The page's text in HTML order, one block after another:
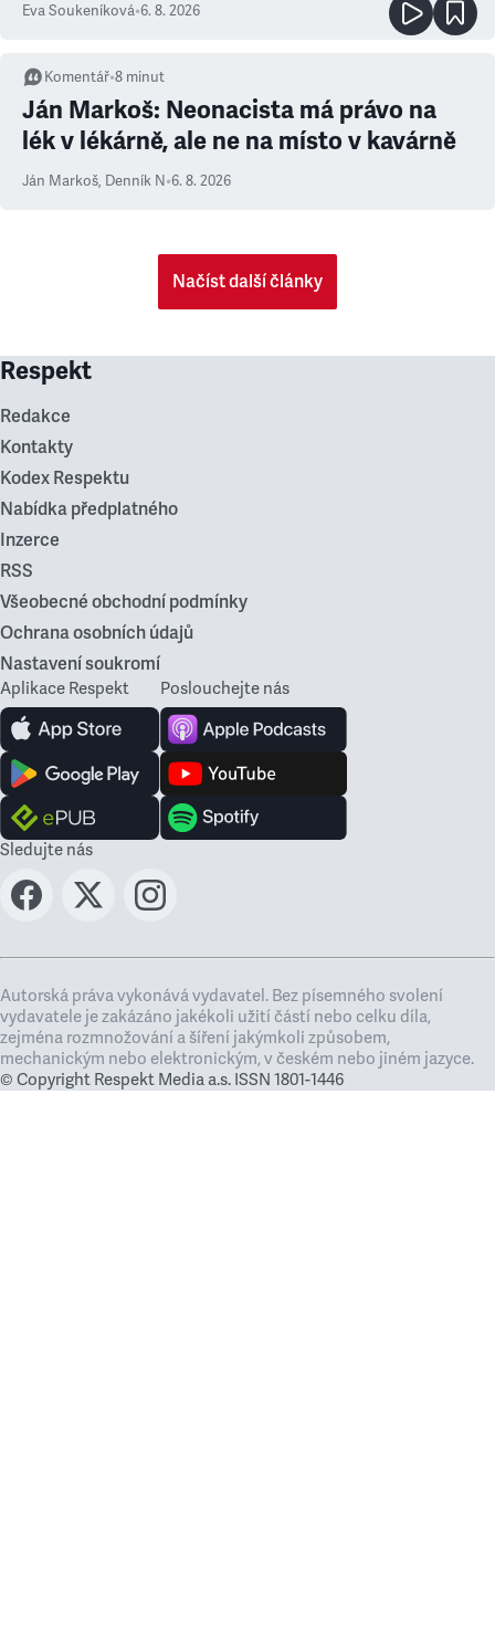
Eva Soukeníková•6. 8. 2026
Komentář•8 minut
Ján Markoš: Neonacista má právo na
lék v lékárně, ale ne na místo v kavárně
Ján Markoš, Denník N•6. 8. 2026
Načíst další články
Respekt
Redakce
Kontakty
Kodex Respektu
Nabídka předplatného
Inzerce
RSS
Všeobecné obchodní podmínky
Ochrana osobních údajů
Nastavení soukromí
Aplikace Respekt Poslouchejte nás
Sledujte nás
Autorská práva vykonává vydavatel. Bez písemného svolení
vydavatele je zakázáno jakékoli užití částí nebo celku díla,
zejména rozmnožování a šíření jakýmkoli způsobem,
mechanickým nebo elektronickým, v českém nebo jiném jazyce.
© Copyright Respekt Media a.s. ISSN 1801-1446